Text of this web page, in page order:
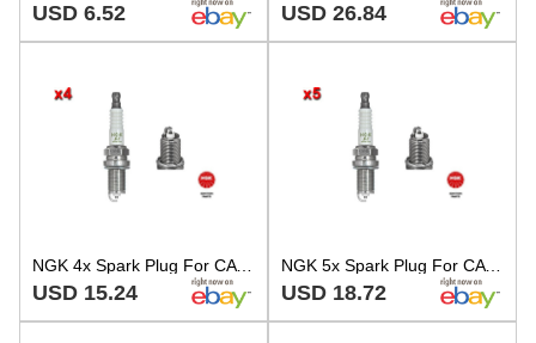
USD 6.52 USD 26.84
NGK 4x Spark Plug For CATERHAM CHRYSLER DACIA FIAT KIA LADA MAZDA 82-18 7546519
USD 15.24
NGK 5x Spark Plug For CATERHAM CHRYSLER DACIA FIAT KIA LADA MAZDA 82-18 7760383
USD 18.72